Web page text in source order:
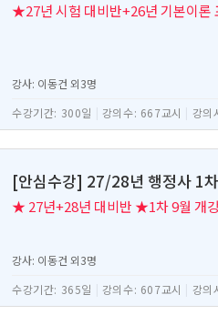
★27년 시험 대비반+26년 기본이
강사: 이동건 외3명
수강기간: 300일
강의수: 667교시 강의
[안심수강] 27/28년 행정사 1
★ 27년+28년 대비반 ★1차 9월 개
강사: 이동건 외3명
수강기간: 365일
강의수: 607교시 강의